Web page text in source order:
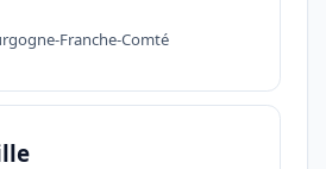
Franche-Comté